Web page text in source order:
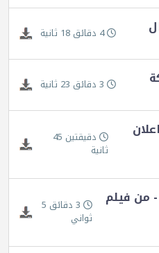
4 دقائق 18 ثانية
3 دقائق 23 ثانية
دقيقتين 45
ثانية
من فيلم 3 دقائق 5
ثواني